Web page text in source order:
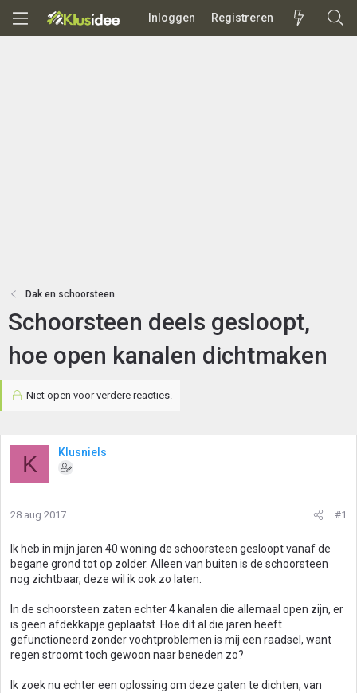
Inloggen Registreren
Dak en schoorsteen
Schoorsteen deels gesloopt,
hoe open kanalen dichtmaken
Niet open voor verdere reacties.
K Klusniels
28 aug 2017 #1
Ik heb in mijn jaren 40 woning de schoorsteen gesloopt vanaf de
begane grond tot op zolder. Alleen van buiten is de schoorsteen
nog zichtbaar, deze wil ik ook zo laten.
In de schoorsteen zaten echter 4 kanalen die allemaal open zijn, er
is geen afdekkapje geplaatst. Hoe dit al die jaren heeft
gefunctioneerd zonder vochtproblemen is mij een raadsel, want
regen stroomt toch gewoon naar beneden zo?
Ik zoek nu echter een oplossing om deze gaten te dichten, van